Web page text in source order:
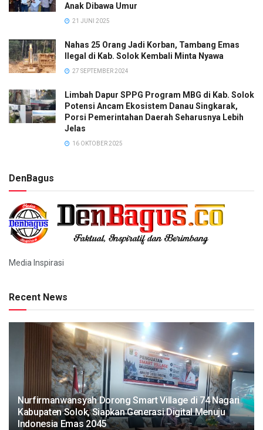
Anak Dibawa Umur
21 JUNI 2025
Nahas 25 Orang Jadi Korban, Tambang Emas
Ilegal di Kab. Solok Kembali Minta Nyawa
27 SEPTEMBER 2024
Limbah Dapur SPPG Program MBG di Kab. Solok
Potensi Ancam Ekosistem Danau Singkarak,
Porsi Pemerintahan Daerah Seharusnya Lebih
Jelas
16 OKTOBER 2025
DenBagus
Media Inspirasi
Recent News
Nurfirmanwansyah Dorong Smart Village di 74 Nagari
Kabupaten Solok, Siapkan Generasi Digital Menuju
Indonesia Emas 2045